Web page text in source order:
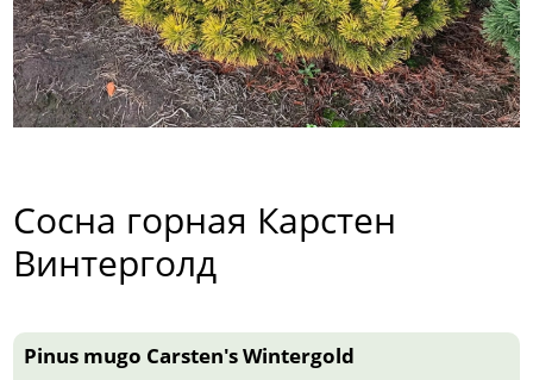
Сосна горная Карстен
Винтерголд
Pinus mugo Carsten's Wintergold